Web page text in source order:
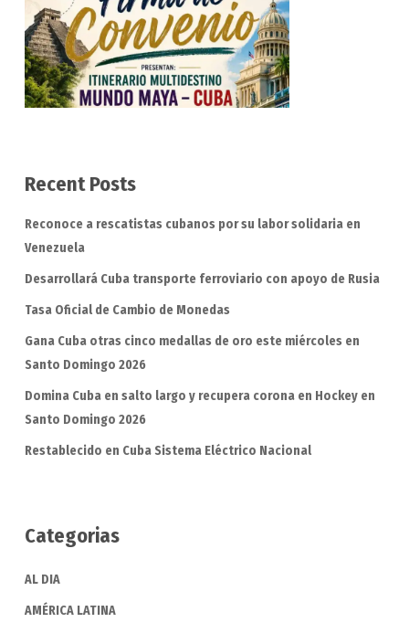
Recent Posts
Reconoce a rescatistas cubanos por su labor solidaria en
Venezuela
Desarrollará Cuba transporte ferroviario con apoyo de Rusia
Tasa Oficial de Cambio de Monedas
Gana Cuba otras cinco medallas de oro este miércoles en
Santo Domingo 2026
Domina Cuba en salto largo y recupera corona en Hockey en
Santo Domingo 2026
Restablecido en Cuba Sistema Eléctrico Nacional
Categorias
AL DIA
AMÉRICA LATINA